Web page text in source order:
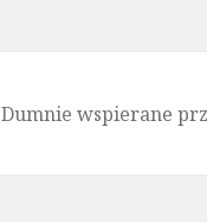
Dumnie wspierane